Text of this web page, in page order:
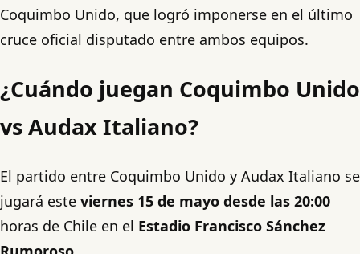
Coquimbo Unido, que logró imponerse en el último
cruce oficial disputado entre ambos equipos.
¿Cuándo juegan Coquimbo Unido
vs Audax Italiano?
El partido entre Coquimbo Unido y Audax Italiano se
jugará este viernes 15 de mayo desde las 20:00
horas de Chile en el Estadio Francisco Sánchez